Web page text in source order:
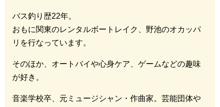
バス釣り歴22年。
おもに関東のレンタルボートレイク、野池のオカッパ
リを行なっています。
そのほか、オートバイや心身ケア、ゲームなどの趣味
が好き。
音楽学校卒、元ミュージシャン・作曲家。芸能団体や